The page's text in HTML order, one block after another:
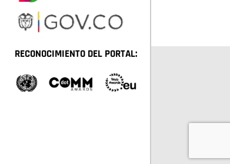
RECONOCIMIENTO DEL PORTAL: